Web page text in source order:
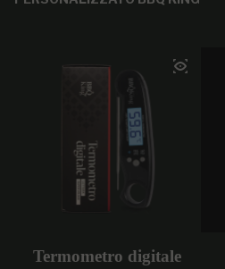
Termometro digitale